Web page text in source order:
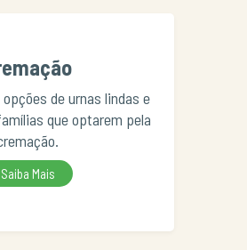
de urnas lindas e
que optarem pela
Saiba Mais